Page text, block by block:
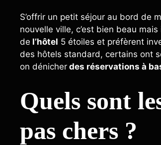
S’offrir un petit séjour au bord de
nouvelle ville, c’est bien beau
de l’hôtel 5 étoiles et préfèrent
des hôtels standard, certains ont
on dénicher des réservations à
Quels sont
pas chers ?